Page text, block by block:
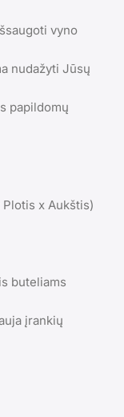
vyno
nudažyti Jūsų
papildomų
x Aukštis)
buteliams
įrankių